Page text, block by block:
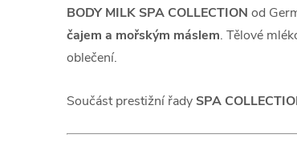
BODY MILK SPA COLLECTION od
čajem a mořským máslem. Tělové
oblečení.
Součást prestižní řady SPA